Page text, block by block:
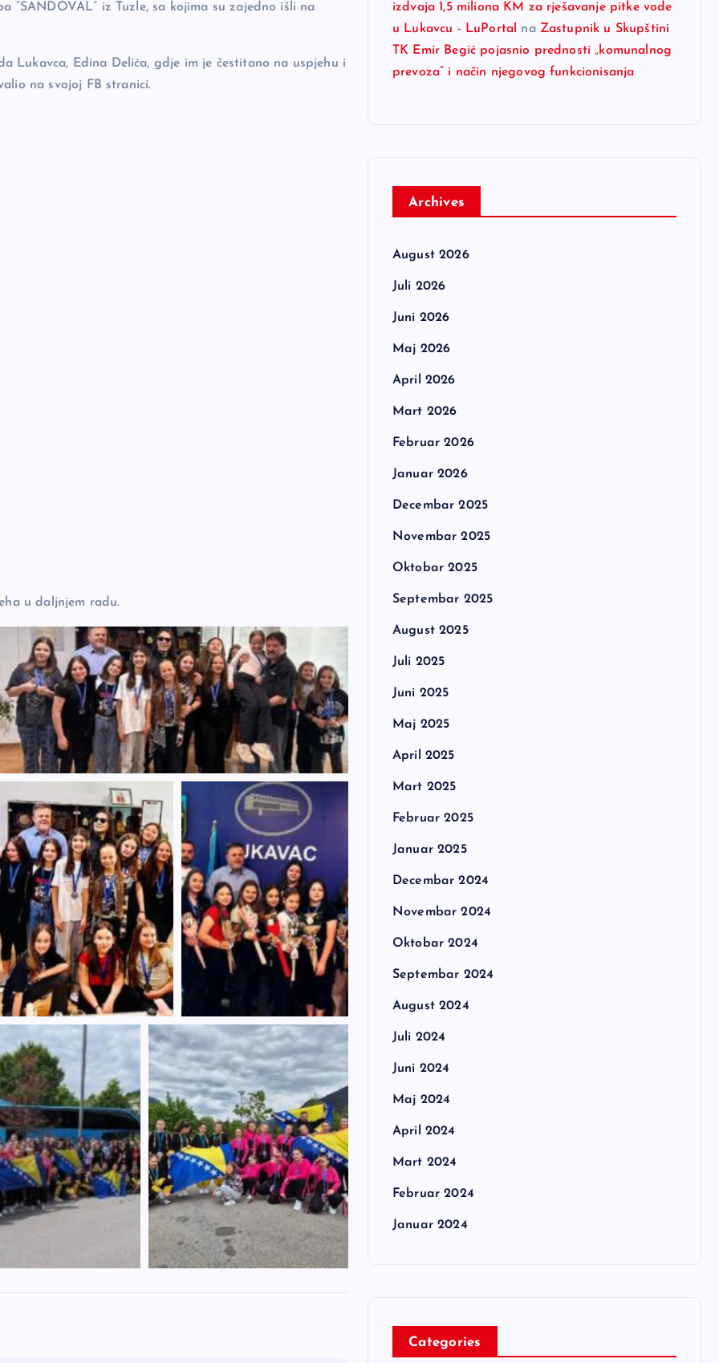
“SANDOVAL” iz Tuzle, sa kojima su zajedno išli na
Lukavca, Edina Delića, gdje im je čestitano na uspjehu i
na svojoj FB stranici.
u daljnjem radu.
izdvaja 1,5 miliona KM za rješavanje pitke vode
u Lukavcu - LuPortal
na Zastupnik u Skupštini
TK Emir Begić pojasnio prednosti „komunalnog
prevoza“ i način njegovog funkcionisanja
Archives
August 2026
Juli 2026
Juni 2026
Maj 2026
April 2026
Mart 2026
Februar 2026
Januar 2026
Decembar 2025
Novembar 2025
Oktobar 2025
Septembar 2025
August 2025
Juli 2025
Juni 2025
Maj 2025
April 2025
Mart 2025
Februar 2025
Januar 2025
Decembar 2024
Novembar 2024
Oktobar 2024
Septembar 2024
August 2024
Juli 2024
Juni 2024
Maj 2024
April 2024
Mart 2024
Februar 2024
Januar 2024
Categories